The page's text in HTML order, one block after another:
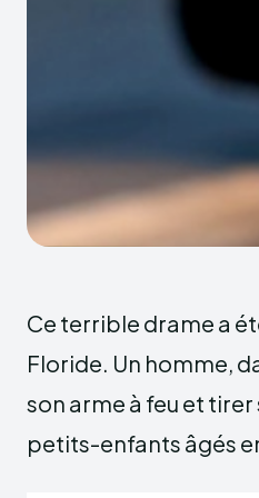
Ce terrible drame a
Floride. Un homme,
son arme à feu et tirer
petits-enfants âgés